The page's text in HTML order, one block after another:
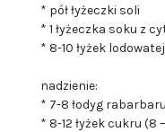
* pół łyżeczki soli
* 1 łyżeczka soku z
* 8-10 łyżek
nadzienie:
* 7-8 łodyg rabarbaru
* 8-12 łyżek cukru